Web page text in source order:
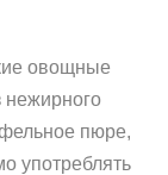
овощные
нежирного
пюре,
употреблять